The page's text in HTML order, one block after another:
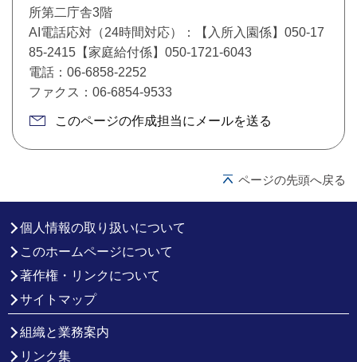
所第二庁舎3階
AI電話応対（24時間対応）：【入所入園係】050-17
85-2415【家庭給付係】050-1721-6043
電話：06-6858-2252
ファクス：06-6854-9533
このページの作成担当にメールを送る
ページの先頭へ戻る
個人情報の取り扱いについて
このホームページについて
著作権・リンクについて
サイトマップ
組織と業務案内
リンク集